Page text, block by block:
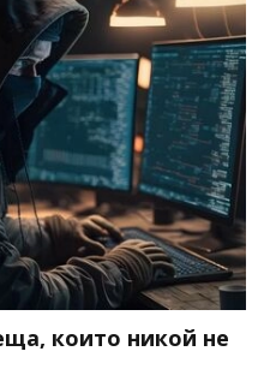
които никой не